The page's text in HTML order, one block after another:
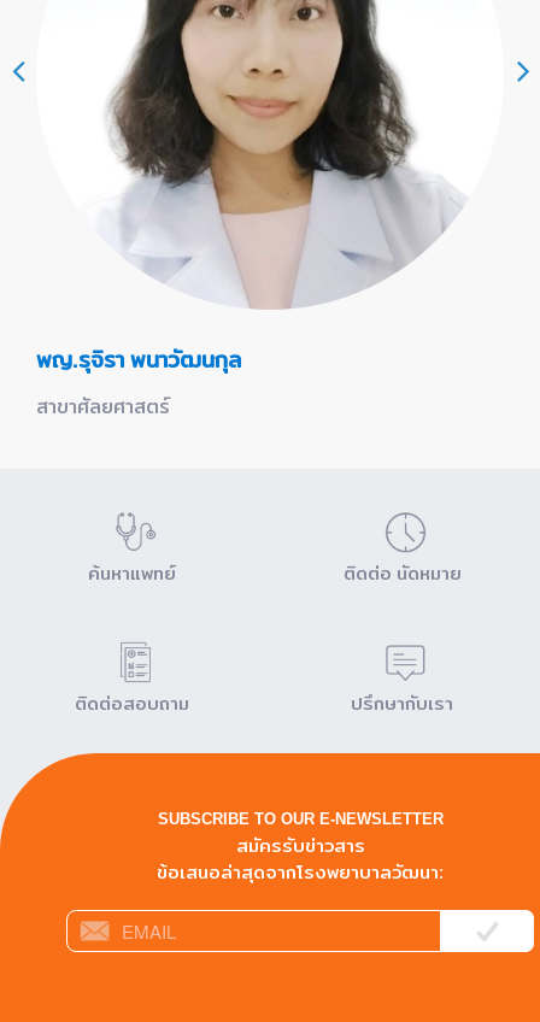
พญ.รุจิรา พนาวัฒนกุล
สาขาศัลยศาสตร์
ค้นหาแพทย์ ติดต่อ นัดหมาย
ติดต่อสอบถาม ปรึกษากับเรา
SUBSCRIBE TO OUR E-NEWSLETTER
สมัครรับข่าวสาร
ข้อเสนอล่าสุดจากโรงพยาบาลวัฒนา: